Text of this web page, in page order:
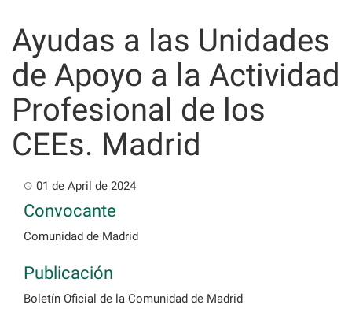
content
Ayudas a las Unidades
de Apoyo a la Actividad
Profesional de los
CEEs. Madrid
01 de April de 2024
Convocante
Comunidad de Madrid
Publicación
Boletín Oficial de la Comunidad de Madrid